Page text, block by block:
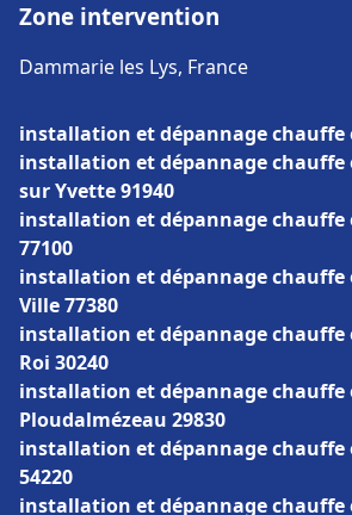
Zone intervention
Dammarie les Lys, France
installation et dépannage chauffe
installation et dépannage chauffe
sur Yvette 91940
installation et dépannage chauffe
77100
installation et dépannage chauffe
Ville 77380
installation et dépannage chauffe
Roi 30240
installation et dépannage chauffe
Ploudalmézeau 29830
installation et dépannage chauffe
54220
installation et dépannage chauffe